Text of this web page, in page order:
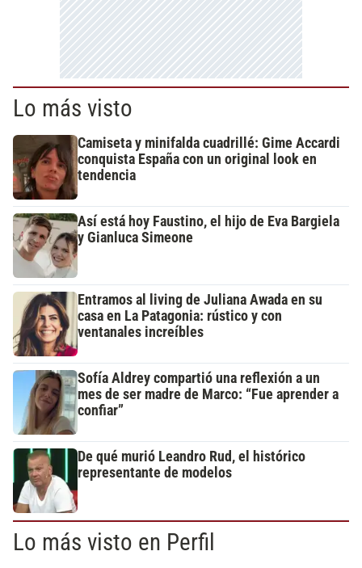
Lo más visto
Camiseta y minifalda cuadrillé: Gime Accardi
conquista España con un original look en
tendencia
Así está hoy Faustino, el hijo de Eva Bargiela
y Gianluca Simeone
Entramos al living de Juliana Awada en su
casa en La Patagonia: rústico y con
ventanales increíbles
Sofía Aldrey compartió una reflexión a un
mes de ser madre de Marco: “Fue aprender a
confiar”
De qué murió Leandro Rud, el histórico
representante de modelos
Lo más visto en Perfil